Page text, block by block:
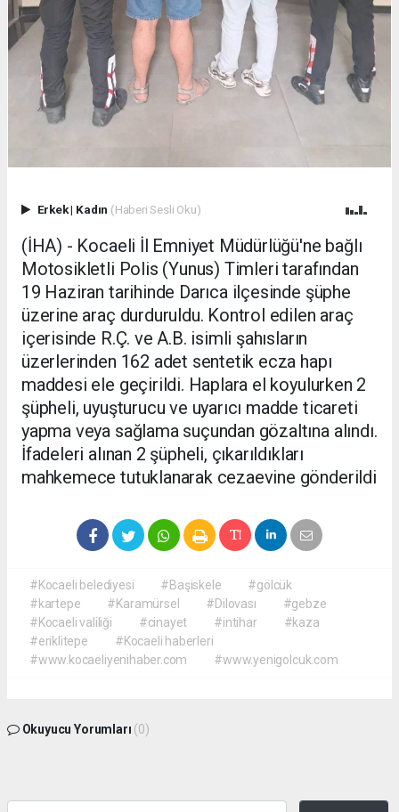
Erkek| Kadın (Haberi Sesli Oku)
(İHA) - Kocaeli İl Emniyet Müdürlüğü'ne bağlı
Motosikletli Polis (Yunus) Timleri tarafından
19 Haziran tarihinde Darıca ilçesinde şüphe
üzerine araç durduruldu. Kontrol edilen araç
içerisinde R.Ç. ve A.B. isimli şahısların
üzerlerinden 162 adet sentetik ecza hapı
maddesi ele geçirildi. Haplara el koyulurken 2
şüpheli, uyuşturucu ve uyarıcı madde ticareti
yapma veya sağlama suçundan gözaltına alındı.
İfadeleri alınan 2 şüpheli, çıkarıldıkları
mahkemece tutuklanarak cezaevine gönderildi
#Kocaeli belediyesi #Başiskele
#gölcük
#kartepe
#Karamürsel #Dilovası
#gebze
#Kocaeli valiliği
#cinayet #intihar
#kaza
#eriklitepe
#Kocaeli haberleri
#www.kocaeliyenihaber.com
#www.yenigolcuk.com
Okuyucu Yorumları (0)